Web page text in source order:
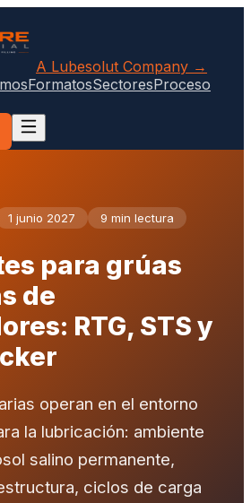
A Lubesolut Company →
FormatosSectoresProceso
1 junio 2027 9 min lectura
para grúas
de
RTG, STS y
operan en el entorno
la lubricación: ambiente
salino permanente,
ciclos de carga